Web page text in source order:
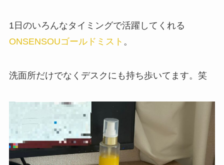
1日のいろんなタイミングで活躍してくれる
ONSENSOUゴールドミスト 。
洗面所だけでなくデスクにも持ち歩いてます。笑